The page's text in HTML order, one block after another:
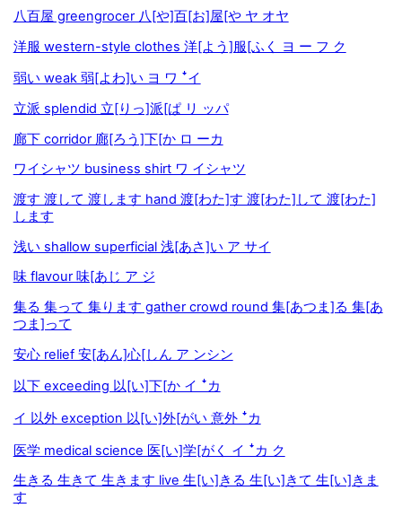
八百屋 greengrocer 八[や]百[お]屋[や ヤ オヤ
洋服 western-style clothes 洋[よう]服[ふく ヨ ー フ ク
弱い weak 弱[よわ]い ヨ ワ ꜜイ
立派 splendid 立[りっ]派[ぱ リ ッパ
廊下 corridor 廊[ろう]下[か ロ ーカ
ワイシャツ business shirt ワ イシャツ
渡す 渡して 渡します hand 渡[わた]す 渡[わた]して 渡[わた]
します
浅い shallow superficial 浅[あさ]い ア サイ
味 flavour 味[あじ ア ジ
集る 集って 集ります gather crowd round 集[あつま]る 集[あ
つま]って
安心 relief 安[あん]心[しん ア ンシン
以下 exceeding 以[い]下[か イ ꜜカ
イ 以外 exception 以[い]外[がい 意外 ꜜカ
医学 medical science 医[い]学[がく イ ꜜカ ク
生きる 生きて 生きます live 生[い]きる 生[い]きて 生[い]きま
す